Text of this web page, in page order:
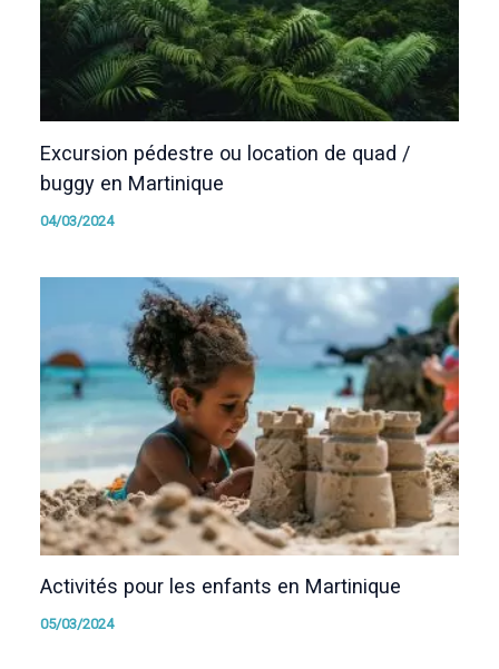
Excursion pédestre ou location de quad /
buggy en Martinique
04/03/2024
Activités pour les enfants en Martinique
05/03/2024